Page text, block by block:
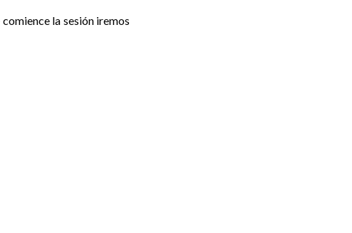
comience la sesión iremos